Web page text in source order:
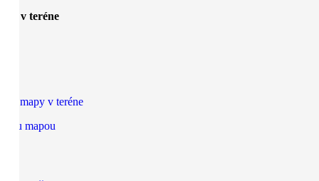
v teréne
mapy v teréne
mapou